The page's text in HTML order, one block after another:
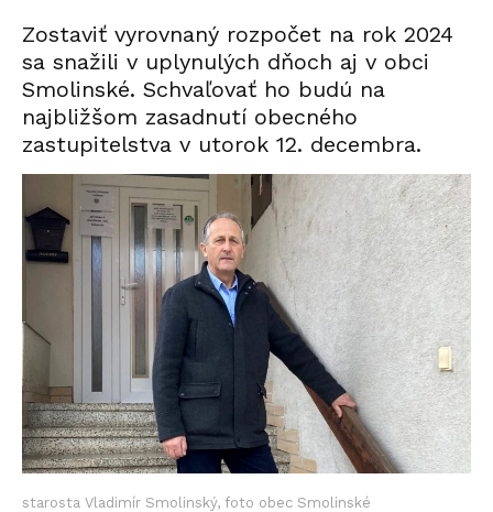
Zostaviť vyrovnaný rozpočet na rok 2024
sa snažili v uplynulých dňoch aj v obci
Smolinské. Schvaľovať ho budú na
najbližšom zasadnutí obecného
zastupitelstva v utorok 12. decembra.
starosta Vladimír Smolinský, foto obec Smolinské